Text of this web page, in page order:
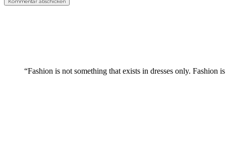
“Fashion is not something that exists in dresses only.